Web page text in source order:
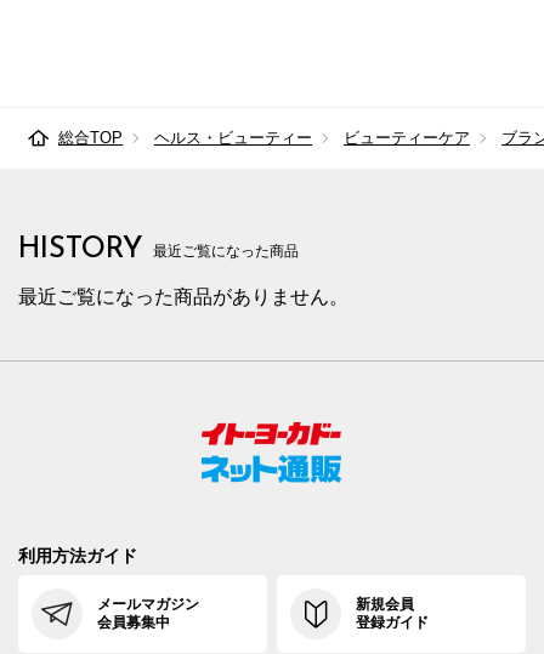
総合TOP ヘルス・ビューティー ビューティーケア ブラ
HISTORY 最近ご覧になった商品
最近ご覧になった商品がありません。
利用方法ガイド
メールマガジン
会員募集中
新規会員
登録ガイド